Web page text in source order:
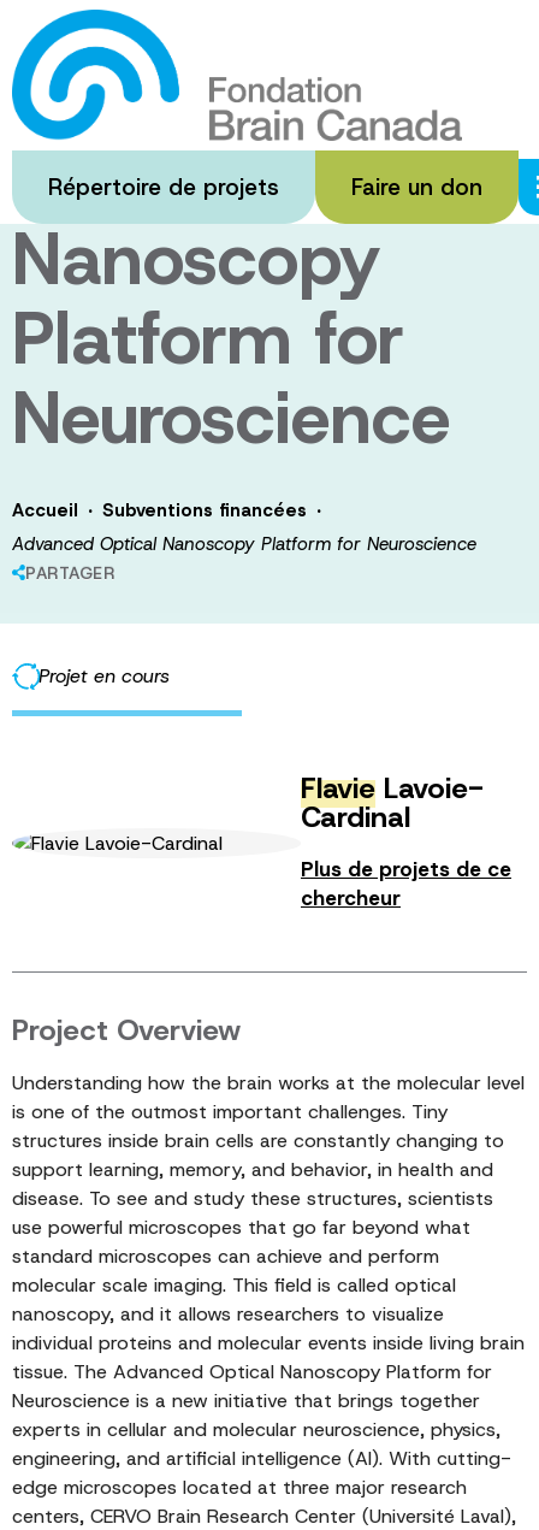
Passer
au
contenu
principal
Répertoire de projets Faire un don
Advanced
Optical
Nanoscopy
Platform for
Neuroscience
Accueil · Subventions financées ·
Advanced Optical Nanoscopy Platform for Neuroscience
PARTAGER
Projet en cours
Flavie Lavoie-
Cardinal
Plus de projets de ce
chercheur
Project Overview
Understanding how the brain works at the molecular level
is one of the outmost important challenges. Tiny
structures inside brain cells are constantly changing to
support learning, memory, and behavior, in health and
disease. To see and study these structures, scientists
use powerful microscopes that go far beyond what
standard microscopes can achieve and perform
molecular scale imaging. This field is called optical
nanoscopy, and it allows researchers to visualize
individual proteins and molecular events inside living brain
tissue. The Advanced Optical Nanoscopy Platform for
Neuroscience is a new initiative that brings together
experts in cellular and molecular neuroscience, physics,
engineering, and artificial intelligence (AI). With cutting-
edge microscopes located at three major research
centers, CERVO Brain Research Center (Université Laval),